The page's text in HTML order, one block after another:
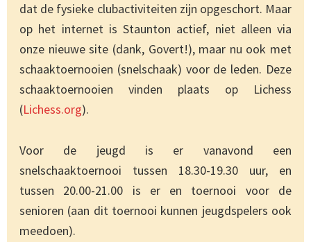
dat de fysieke clubactiviteiten zijn opgeschort. Maar
op het internet is Staunton actief, niet alleen via
onze nieuwe site (dank, Govert!), maar nu ook met
schaaktoernooien (snelschaak) voor de leden. Deze
schaaktoernooien vinden plaats op Lichess
(Lichess.org).
Voor de jeugd is er vanavond een
snelschaaktoernooi tussen 18.30-19.30 uur, en
tussen 20.00-21.00 is er en toernooi voor de
senioren (aan dit toernooi kunnen jeugdspelers ook
meedoen).